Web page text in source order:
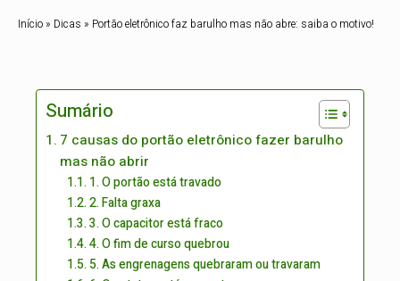
Início» Dicas » Portão eletrônico faz barulho mas não abre: saiba o motivo!
Sumário
7 causas do portão eletrônico fazer barulho
mas não abrir
1. O portão está travado
2. Falta graxa
3. O capacitor está fraco
4. O fim de curso quebrou
5. As engrenagens quebraram ou travaram